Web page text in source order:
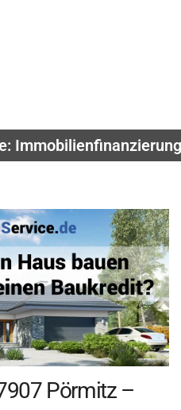
Pörmitz –